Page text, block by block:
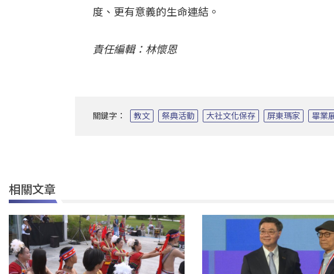
度、更有意義的生命連結。
責任編輯：林懷恩
關鍵字： 教文 祭典活動 大社文化保存 屏東瑪家 畢業
相關文章